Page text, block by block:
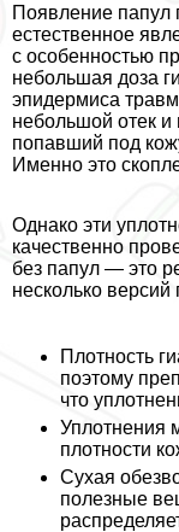
Появление
естественное
с особенностью
небольшая доза
эпидермиса
небольшой отек и
попавший под
Именно это
Однако эти
качественно
без папул — это
несколько
Плотность
поэтому
что
Уплотнения
плотности
Сухая
полезные